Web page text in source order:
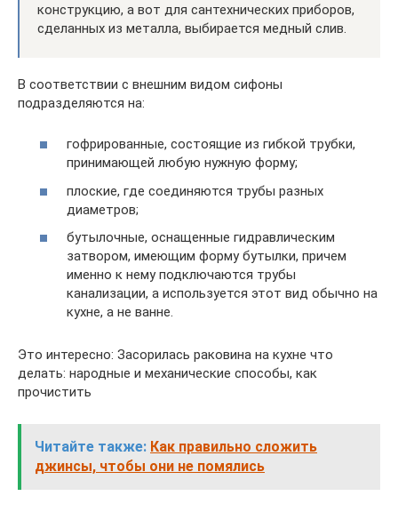
конструкцию, а вот для сантехнических приборов,
сделанных из металла, выбирается медный слив.
В соответствии с внешним видом сифоны
подразделяются на:
гофрированные, состоящие из гибкой трубки,
принимающей любую нужную форму;
плоские, где соединяются трубы разных
диаметров;
бутылочные, оснащенные гидравлическим
затвором, имеющим форму бутылки, причем
именно к нему подключаются трубы
канализации, а используется этот вид обычно на
кухне, а не ванне.
Это интересно: Засорилась раковина на кухне что
делать: народные и механические способы, как
прочистить
Читайте также: Как правильно сложить
джинсы, чтобы они не помялись